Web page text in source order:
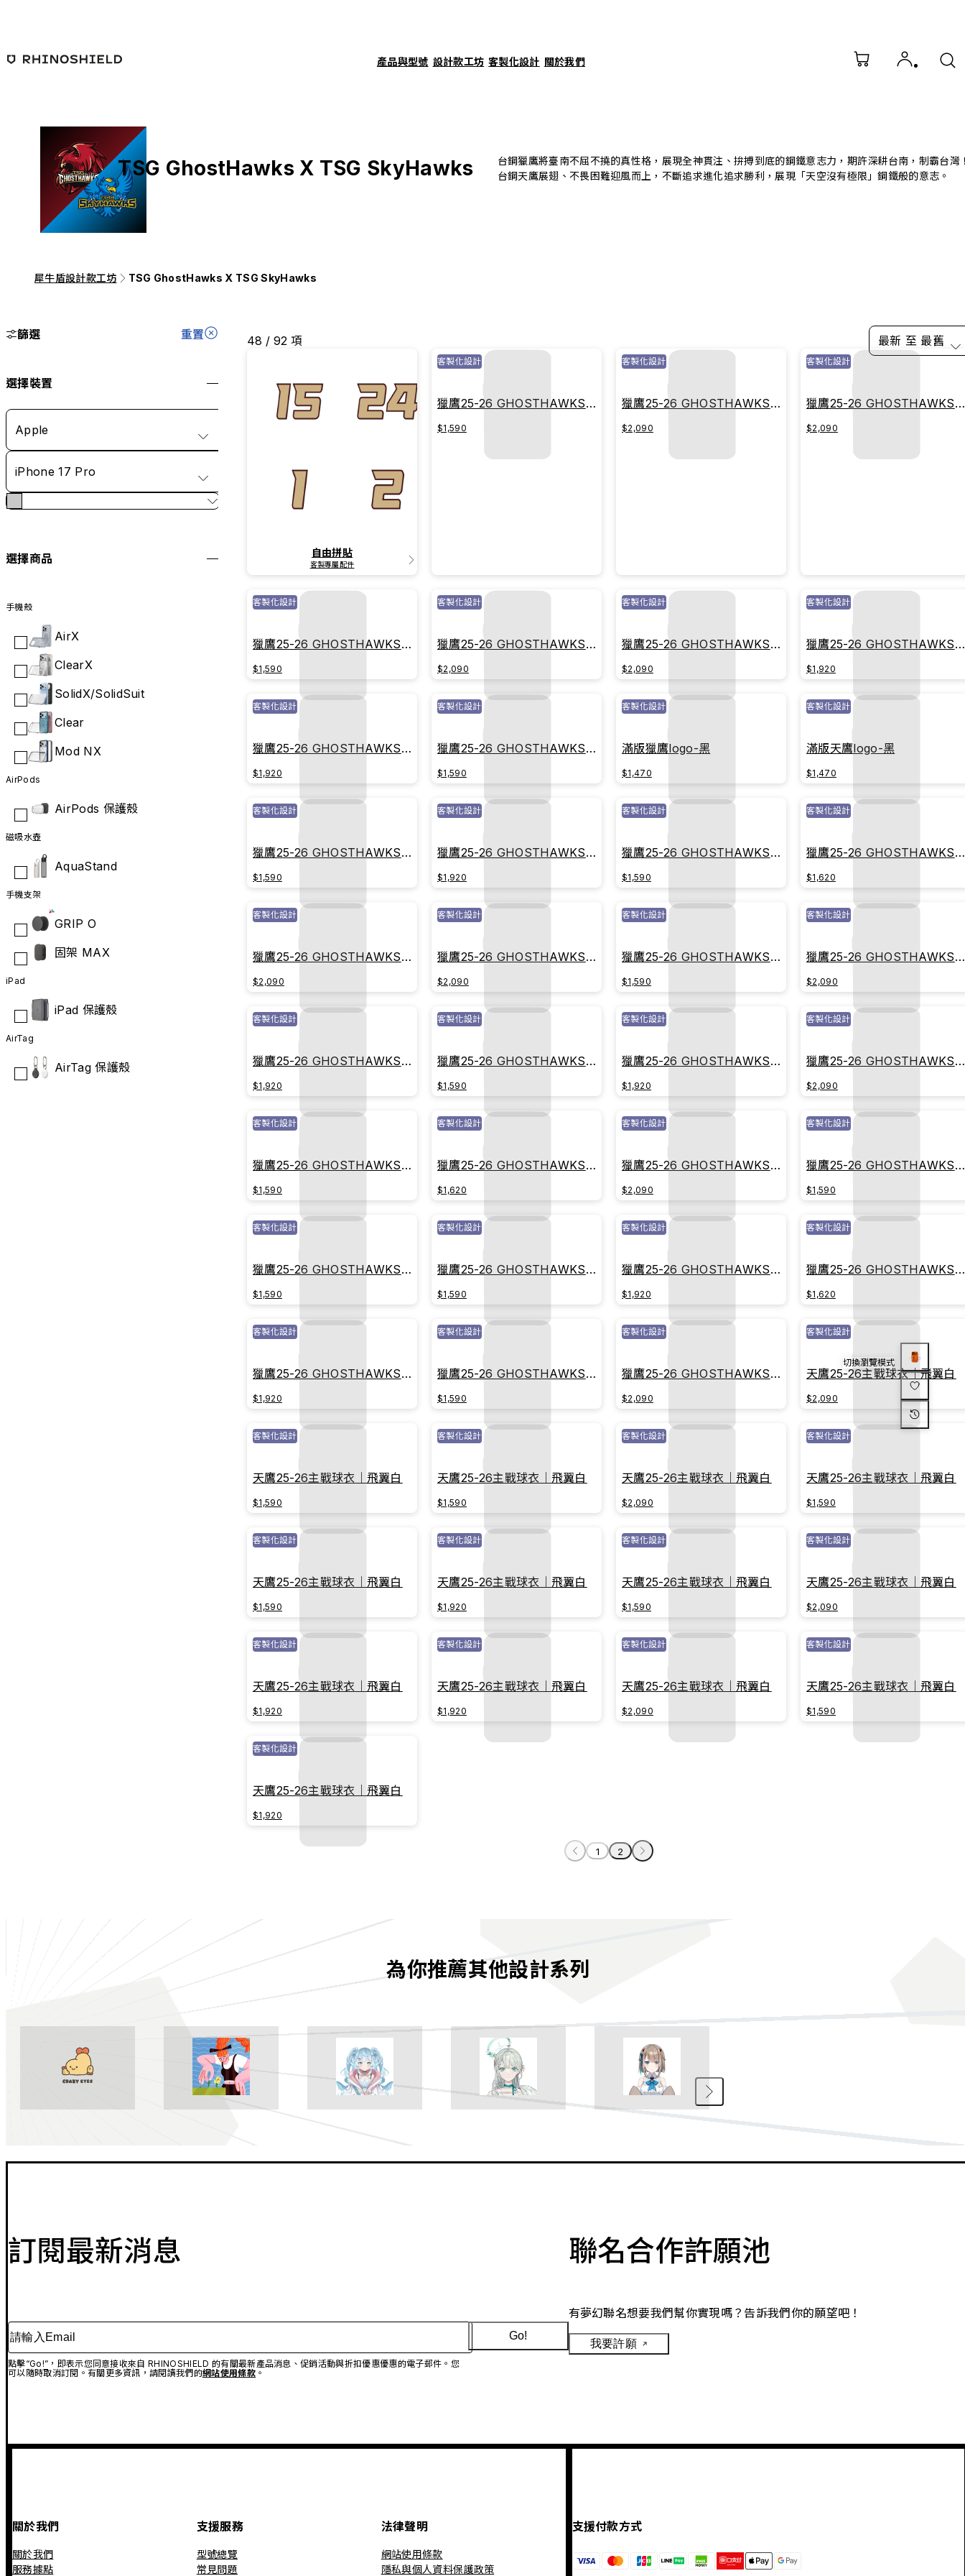
產品與型號 設計款工坊 客製化設計 關於我們
TSG GhostHawks X TSG SkyHawks
台鋼獵鷹將臺南不屈不撓的真性格，展現全神貫注、拚搏到底的鋼鐵意志力，期許深耕台南，制霸台灣
台鋼天鷹展翅、不畏困難迎風而上，不斷追求進化追求勝利，展現「天空沒有極限」鋼鐵般的意志。
犀牛盾設計款工坊 TSG GhostHawks X TSG SkyHawks
篩選 重置
選擇裝置
Apple
iPhone 17 Pro
選擇商品
手機殼
AirX
ClearX
SolidX/SolidSuit
Clear
Mod NX
AirPods
AirPods 保護殼
磁吸水壺
AquaStand
手機支架
GRIP O
固架 MAX
iPad
iPad 保護殼
AirTag
AirTag 保護殼
48 / 92 項 最新 至 最舊
自由拼貼
客製專屬配件
客製化設計
獵鷹25-26 GHOSTHAWKS主
戰球衣｜傳承紅
$1,590
客製化設計
獵鷹25-26 GHOSTHAWKS主
戰球衣｜傳承紅
$2,090
客製化設計
獵鷹25-26 GHOSTHAWKS
戰球衣｜傳承紅
$2,090
客製化設計
獵鷹25-26 GHOSTHAWKS主
戰球衣｜傳承紅
$1,590
客製化設計
獵鷹25-26 GHOSTHAWKS主
戰球衣｜榮耀白
$2,090
客製化設計
獵鷹25-26 GHOSTHAWKS主
戰球衣｜榮耀白
$2,090
客製化設計
獵鷹25-26 GHOSTHAWKS
戰球衣｜榮耀白
$1,920
客製化設計
獵鷹25-26 GHOSTHAWKS主
戰球衣｜榮耀白
$1,920
客製化設計
獵鷹25-26 GHOSTHAWKS主
戰球衣｜傳承紅
$1,590
客製化設計
滿版獵鷹logo-黑
$1,470
客製化設計
滿版天鷹logo-黑
$1,470
客製化設計
獵鷹25-26 GHOSTHAWKS主
戰球衣｜傳承紅
$1,590
客製化設計
獵鷹25-26 GHOSTHAWKS主
戰球衣｜榮耀白
$1,920
客製化設計
獵鷹25-26 GHOSTHAWKS主
戰球衣｜榮耀白
$1,590
客製化設計
獵鷹25-26 GHOSTHAWKS
戰球衣｜傳承紅
$1,620
客製化設計
獵鷹25-26 GHOSTHAWKS主
戰球衣｜傳承紅
$2,090
客製化設計
獵鷹25-26 GHOSTHAWKS主
戰球衣｜傳承紅
$2,090
客製化設計
獵鷹25-26 GHOSTHAWKS主
戰球衣｜傳承紅
$1,590
客製化設計
獵鷹25-26 GHOSTHAWKS
戰球衣｜傳承紅
$2,090
客製化設計
獵鷹25-26 GHOSTHAWKS主
戰球衣｜傳承紅
$1,920
客製化設計
獵鷹25-26 GHOSTHAWKS主
戰球衣｜傳承紅
$1,590
客製化設計
獵鷹25-26 GHOSTHAWKS主
戰球衣｜傳承紅
$1,920
客製化設計
獵鷹25-26 GHOSTHAWKS
戰球衣｜傳承紅
$2,090
客製化設計
獵鷹25-26 GHOSTHAWKS主
戰球衣｜傳承紅
$1,590
客製化設計
獵鷹25-26 GHOSTHAWKS主
戰球衣｜榮耀白
$1,620
客製化設計
獵鷹25-26 GHOSTHAWKS主
戰球衣｜榮耀白
$2,090
客製化設計
獵鷹25-26 GHOSTHAWKS
戰球衣｜榮耀白
$1,590
客製化設計
獵鷹25-26 GHOSTHAWKS主
戰球衣｜榮耀白
$1,590
客製化設計
獵鷹25-26 GHOSTHAWKS主
戰球衣｜榮耀白
$1,590
客製化設計
獵鷹25-26 GHOSTHAWKS主
戰球衣｜榮耀白
$1,920
客製化設計
獵鷹25-26 GHOSTHAWKS
戰球衣｜榮耀白
$1,620
客製化設計
獵鷹25-26 GHOSTHAWKS主
戰球衣｜榮耀白
$1,920
客製化設計
獵鷹25-26 GHOSTHAWKS主
戰球衣｜榮耀白
$1,590
客製化設計
獵鷹25-26 GHOSTHAWKS主
戰球衣｜榮耀白
$2,090
客製化設計
天鷹25-26主戰球衣｜飛翼白
$2,090
客製化設計
天鷹25-26主戰球衣｜飛翼白
$1,590
客製化設計
天鷹25-26主戰球衣｜飛翼白
$1,590
客製化設計
天鷹25-26主戰球衣｜飛翼白
$2,090
客製化設計
天鷹25-26主戰球衣｜飛翼白
$1,590
客製化設計
天鷹25-26主戰球衣｜飛翼白
$1,590
客製化設計
天鷹25-26主戰球衣｜飛翼白
$1,920
客製化設計
天鷹25-26主戰球衣｜飛翼白
$1,590
客製化設計
天鷹25-26主戰球衣｜飛翼白
$2,090
客製化設計
天鷹25-26主戰球衣｜飛翼白
$1,920
客製化設計
天鷹25-26主戰球衣｜飛翼白
$1,920
客製化設計
天鷹25-26主戰球衣｜飛翼白
$2,090
客製化設計
天鷹25-26主戰球衣｜飛翼白
$1,590
客製化設計
天鷹25-26主戰球衣｜飛翼白
$1,920
1 2
為你推薦其他設計系列
切換瀏覽模式
訂閱最新消息
請輸入Email
點擊“Go!”，即表示您同意接收來自 RHINOSHIELD 的有關最新產品消息、促銷活動與折扣優惠優惠的電子郵件。您
可以隨時取消訂閱。有關更多資訊，請閱讀我們的網站使用條款。
Go!
聯名合作許願池
有夢幻聯名想要我們幫你實現嗎？告訴我們你的願望吧！
我要許願
關於我們
關於我們
服務據點
支援服務
型號總覽
常見問題
法律聲明
網站使用條款
隱私與個人資料保護政策
支援付款方式